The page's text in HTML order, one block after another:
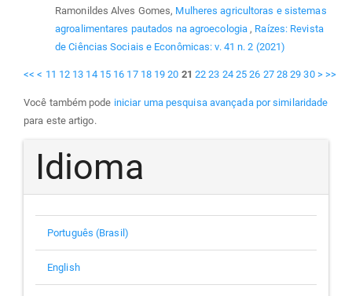
Ramonildes Alves Gomes, Mulheres agricultoras e sistemas
agroalimentares pautados na agroecologia, Raízes: Revista
de Ciências Sociais e Econômicas: v. 41 n. 2 (2021)
<< < 11 12 13 14 15 16 17 18 19 20 21 22 23 24 25 26 27 28 29 30 > >>
Você também pode iniciar uma pesquisa avançada por similaridade
para este artigo.
Idioma
Português (Brasil)
English